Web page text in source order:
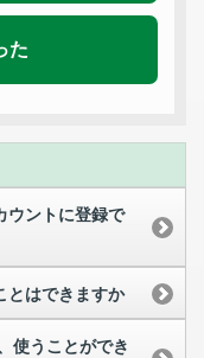
た
ウントに登録で
とはできますか
使うことができ